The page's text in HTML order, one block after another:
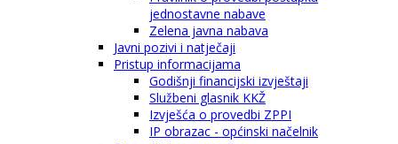
jednostavne nabave
Zelena javna nabava
Javni pozivi i natječaji
Pristup informacijama
Godišnji financijski izvještaji
Službeni glasnik KKŽ
Izvješća o provedbi ZPPI
IP obrazac - općinski načelnik